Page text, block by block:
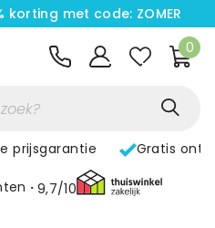
met code: ZOMER
0
prijsgarantie Gratis
9,7/10